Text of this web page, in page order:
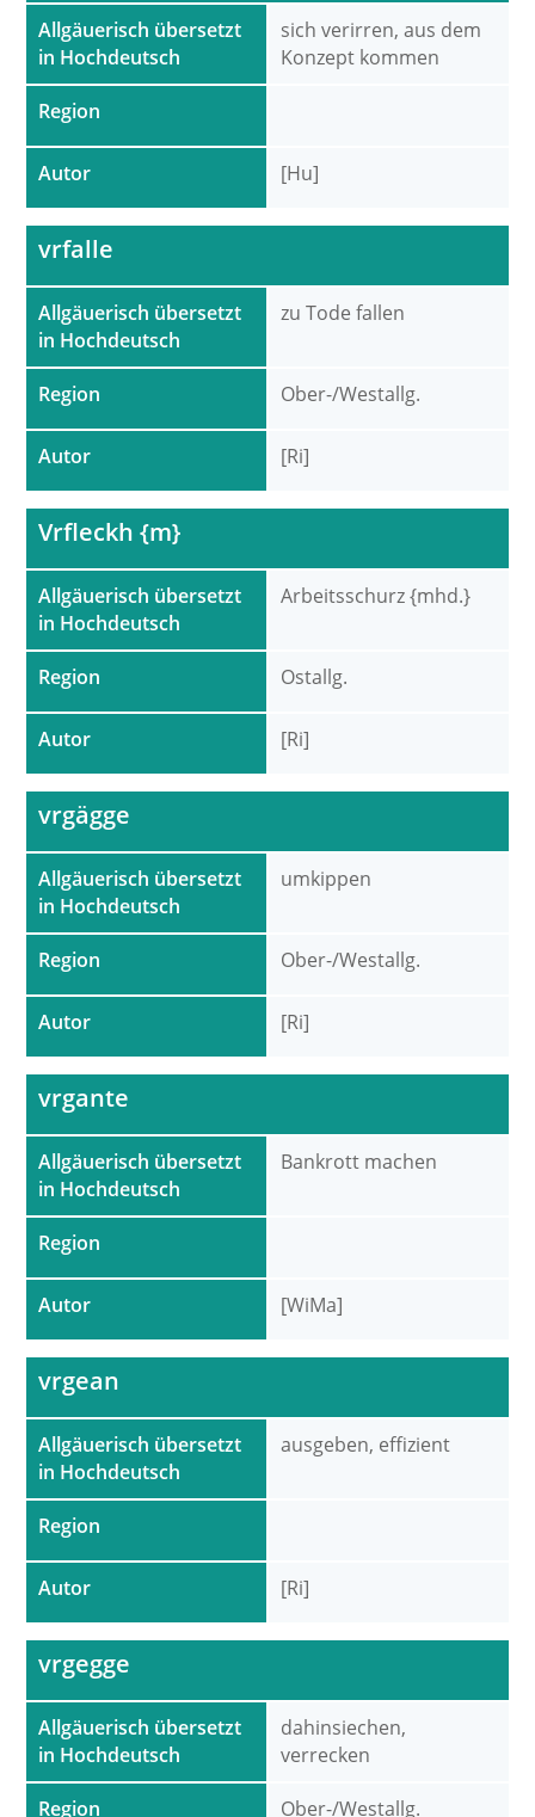
Allgäuerisch übersetzt
in Hochdeutsch
Region
Autor
sich verirren, aus dem
Konzept kommen
[Hu]
Allgäuerisch übersetzt
in Hochdeutsch
Region
Autor
vrfalle
zu Tode fallen
Ober-/Westallg.
[Ri]
Allgäuerisch übersetzt
in Hochdeutsch
Region
Autor
Vrfleckh {m}
Arbeitsschurz {mhd.}
Ostallg.
[Ri]
Allgäuerisch übersetzt
in Hochdeutsch
Region
Autor
vrgägge
umkippen
Ober-/Westallg.
[Ri]
Allgäuerisch übersetzt
in Hochdeutsch
Region
Autor
vrgante
Bankrott machen
[WiMa]
Allgäuerisch übersetzt
in Hochdeutsch
Region
Autor
vrgean
ausgeben, effizient
[Ri]
Allgäuerisch übersetzt
in Hochdeutsch
Region
vrgegge
dahinsiechen,
verrecken
Ober-/Westallg.